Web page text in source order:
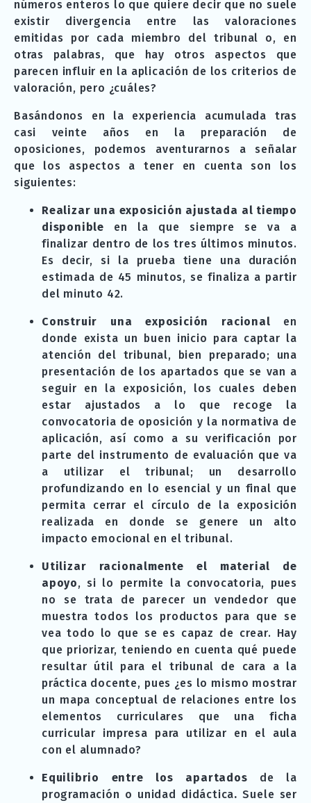
números enteros lo que quiere decir que no suele
existir divergencia entre las valoraciones
emitidas por cada miembro del tribunal o, en
otras palabras, que hay otros aspectos que
parecen influir en la aplicación de los criterios de
valoración, pero ¿cuáles?
Basándonos en la experiencia acumulada tras
casi veinte años en la preparación de
oposiciones, podemos aventurarnos a señalar
que los aspectos a tener en cuenta son los
siguientes:
Realizar una exposición ajustada al tiempo
disponible en la que siempre se va a
finalizar dentro de los tres últimos minutos.
Es decir, si la prueba tiene una duración
estimada de 45 minutos, se finaliza a partir
del minuto 42.
Construir una exposición racional en
donde exista un buen inicio para captar la
atención del tribunal, bien preparado; una
presentación de los apartados que se van a
seguir en la exposición, los cuales deben
estar ajustados a lo que recoge la
convocatoria de oposición y la normativa de
aplicación, así como a su verificación por
parte del instrumento de evaluación que va
a utilizar el tribunal; un desarrollo
profundizando en lo esencial y un final que
permita cerrar el círculo de la exposición
realizada en donde se genere un alto
impacto emocional en el tribunal.
Utilizar racionalmente el material de
apoyo, si lo permite la convocatoria, pues
no se trata de parecer un vendedor que
muestra todos los productos para que se
vea todo lo que se es capaz de crear. Hay
que priorizar, teniendo en cuenta qué puede
resultar útil para el tribunal de cara a la
práctica docente, pues ¿es lo mismo mostrar
un mapa conceptual de relaciones entre los
elementos curriculares que una ficha
curricular impresa para utilizar en el aula
con el alumnado?
Equilibrio entre los apartados de la
programación o unidad didáctica.Suele ser